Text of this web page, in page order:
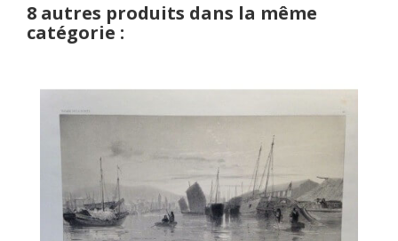
8 autres produits dans la même
catégorie :